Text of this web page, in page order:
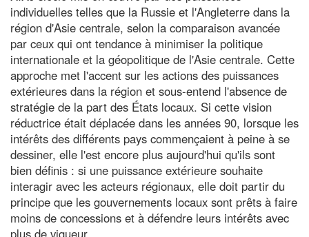
individuelles telles que la Russie et l'Angleterre dans la
région d'Asie centrale, selon la comparaison avancée
par ceux qui ont tendance à minimiser la politique
internationale et la géopolitique de l'Asie centrale. Cette
approche met l'accent sur les actions des puissances
extérieures dans la région et sous-entend l'absence de
stratégie de la part des États locaux. Si cette vision
réductrice était déplacée dans les années 90, lorsque les
intérêts des différents pays commençaient à peine à se
dessiner, elle l'est encore plus aujourd'hui qu'ils sont
bien définis : si une puissance extérieure souhaite
interagir avec les acteurs régionaux, elle doit partir du
principe que les gouvernements locaux sont prêts à faire
moins de concessions et à défendre leurs intérêts avec
plus de vigueur.